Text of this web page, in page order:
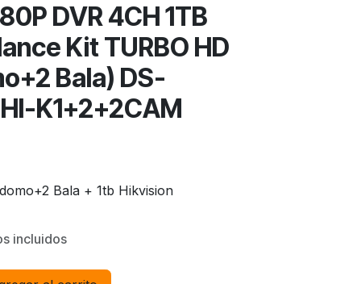
DVR 4CH 1TB
Kit TURBO HD
Bala) DS-
K1+2+2CAM
Bala + 1tb Hikvision
incluidos